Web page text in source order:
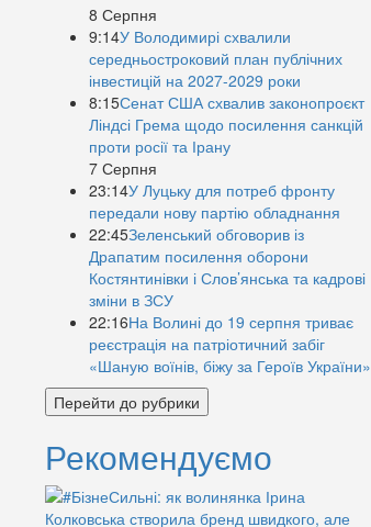
8 Серпня
9:14У Володимирі схвалили
середньостроковий план публічних
інвестицій на 2027-2029 роки
8:15Сенат США схвалив законопроєкт
Ліндсі Грема щодо посилення санкцій
проти росії та Ірану
7 Серпня
23:14У Луцьку для потреб фронту
передали нову партію обладнання
22:45Зеленський обговорив із
Драпатим посилення оборони
Костянтинівки і Слов’янська та кадрові
зміни в ЗСУ
22:16На Волині до 19 серпня триває
реєстрація на патріотичний забіг
«Шаную воїнів, біжу за Героїв України»
Перейти до рубрики
Рекомендуємо